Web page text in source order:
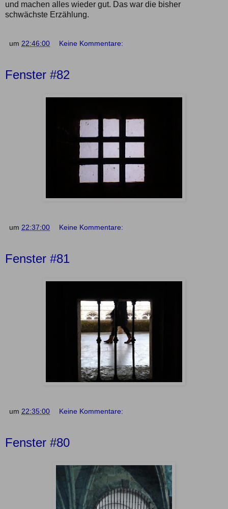
und machen alles wieder gut. Das war die bisher
schwächste Erzählung.
um 22:46:00 Keine Kommentare:
Fenster #82
um 22:37:00 Keine Kommentare:
Fenster #81
um 22:35:00 Keine Kommentare:
Fenster #80